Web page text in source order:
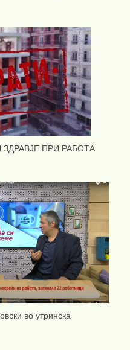
ПРИ РАБОТА
во утринска